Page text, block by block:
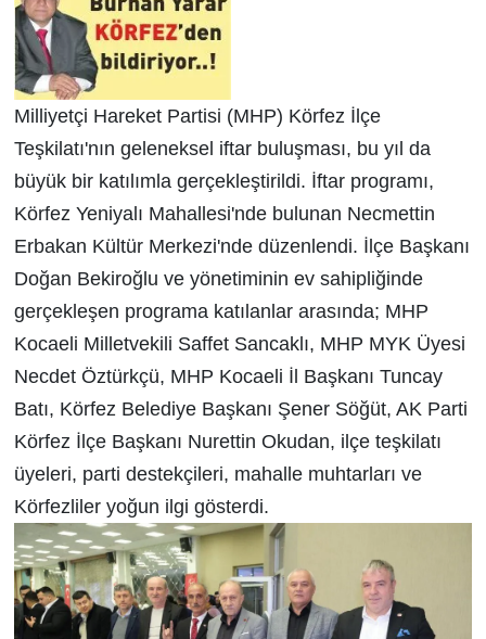
Milliyetçi Hareket Partisi (MHP) Körfez İlçe
Teşkilatı'nın geleneksel iftar buluşması, bu yıl da
büyük bir katılımla gerçekleştirildi. İftar programı,
Körfez Yeniyalı Mahallesi'nde bulunan Necmettin
Erbakan Kültür Merkezi'nde düzenlendi. İlçe Başkanı
Doğan Bekiroğlu ve yönetiminin ev sahipliğinde
gerçekleşen programa katılanlar arasında; MHP
Kocaeli Milletvekili Saffet Sancaklı, MHP MYK Üyesi
Necdet Öztürkçü, MHP Kocaeli İl Başkanı Tuncay
Batı, Körfez Belediye Başkanı Şener Söğüt, AK Parti
Körfez İlçe Başkanı Nurettin Okudan, ilçe teşkilatı
üyeleri, parti destekçileri, mahalle muhtarları ve
Körfezliler yoğun ilgi gösterdi.